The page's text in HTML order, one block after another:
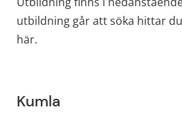
utbildning går att söka hittar
här.
Kumla